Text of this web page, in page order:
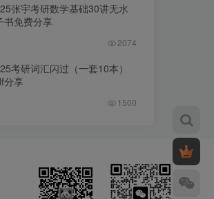
张宇考研数学基础30讲无水
书免费分享
2074
考研词汇闪过（一套10本）
分享
1500